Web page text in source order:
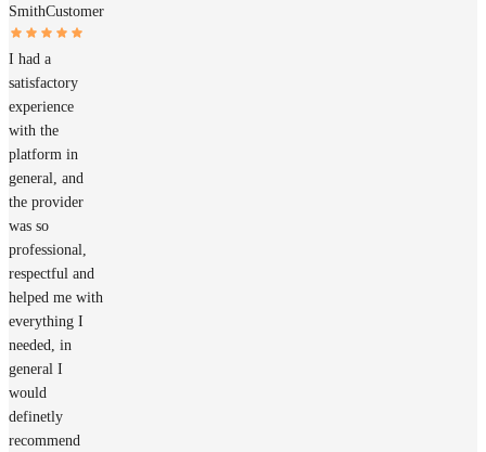
SmithCustomer
I had a
satisfactory
experience
with the
platform in
general, and
the provider
was so
professional,
respectful and
helped me with
everything I
needed, in
general I
would
definetly
recommend